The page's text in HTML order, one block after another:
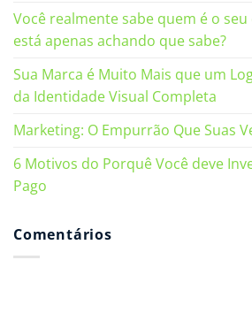
Você realmente sabe quem é o
está apenas achando que sabe?
Sua Marca é Muito Mais que um
da Identidade Visual Completa
Marketing: O Empurrão Que Suas
6 Motivos do Porquê Você deve
Pago
Comentários